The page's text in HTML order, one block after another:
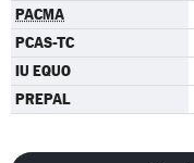
PACMA
PCAS-TC
IU EQUO
PREPAL